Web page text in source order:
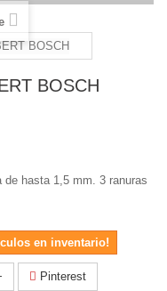
BOSCH
hasta 1,5 mm. 3 ranuras
en inventario!
Pinterest